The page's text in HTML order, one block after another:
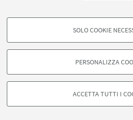
COOKIE DI PROFILAZIONE -
degli utenti, creare profili in base al loro
di marketing.
Google/Youtube Video
SOLO COOKIE
PERSONALIZZA
ACCETTA TUTTI I
Volpe indicò inoltre la
Flagellazione di Cristodel
Douai dal legame istituito da
(e accettato da Arcangeli
affreschi di Palazzo Magnani
anticipare questo“violento e
” (p. 125)agli